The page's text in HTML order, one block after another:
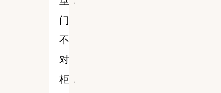
门
不
对
柜，